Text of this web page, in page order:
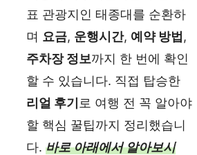
표 관광지인 태종대를 순환하
며 요금, 운행시간, 예약 방법,
주차장 정보까지 한 번에 확인
할 수 있습니다. 직접 탑승한
리얼 후기 로 여행 전 꼭 알아야
할 핵심 꿀팁까지 정리했습니
다. 바로 아래에서 알아보시